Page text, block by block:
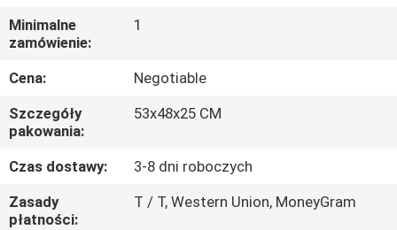
KONTROLA
JAKOŚCI
SKONTAKTUJ
SIĘ
Z
NAMI
Minimalne
zamówienie:
1
Cena:
Negotiable
Szczegóły
pakowania:
53x48x25 CM
Czas dostawy:
3-8 dni roboczych
Zasady
płatności:
T / T, Western Union, MoneyGram